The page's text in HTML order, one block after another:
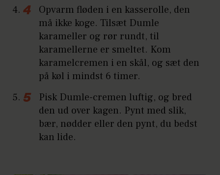
Opvarm fløden i en kasserolle, den
må ikke koge. Tilsæt Dumle
karameller og rør rundt, til
karamellerne er smeltet. Kom
karamelcremen i en skål, og sæt den
på køl i mindst 6 timer.
Pisk Dumle-cremen luftig, og bred
den ud over kagen. Pynt med slik,
bær, nødder eller den pynt, du bedst
kan lide.